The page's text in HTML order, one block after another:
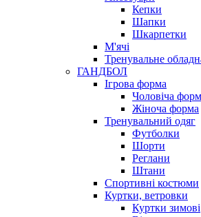
Кепки
Шапки
Шкарпетки
М'ячі
Тренувальне
ГАНДБОЛ
Ігрова форма
Чоловіча
Жіноча форма
Тренувальний одяг
Футболки
Шорти
Реглани
Штани
Спортивні костюми
Куртки, ветровки
Куртки зимові